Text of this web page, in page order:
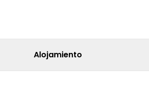
Alojamiento